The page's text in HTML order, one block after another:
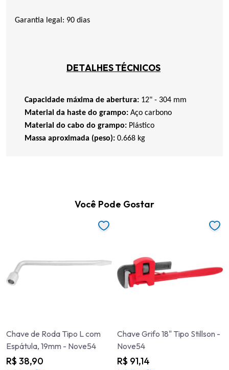
Garantia legal: 90 dias
DETALHES TÉCNICOS
Capacidade máxima de abertura: 12" - 304 mm
Material da haste do grampo: Aço carbono
Material do cabo do grampo: Plástico
Massa aproximada (peso): 0.668 kg
Você Pode Gostar
Chave de Roda Tipo L com
Espátula, 19mm - Nove54
R$ 38,90
Chave Grifo 18" Tipo Stillson -
Nove54
R$ 91,14